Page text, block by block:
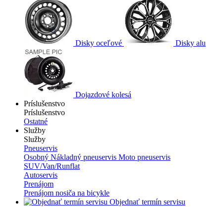
Disky oceľové Disky alu
Dojazdové kolesá
Príslušenstvo
Príslušenstvo
Ostatné
Služby
Služby
Pneuservis
Osobný Nákladný pneuservis Moto pneuservis
SUV/Van/Runflat
Autoservis
Prenájom
Prenájom nosiča na bicykle
Objednať termín servisu